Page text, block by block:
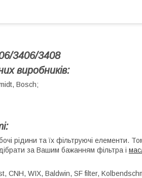
3406/3408
виробників:
Bosch;
рідини та їх фільтруючі елементи.
за Вашим бажанням фільтра і
CNH, WIX, Baldwin, SF filter,